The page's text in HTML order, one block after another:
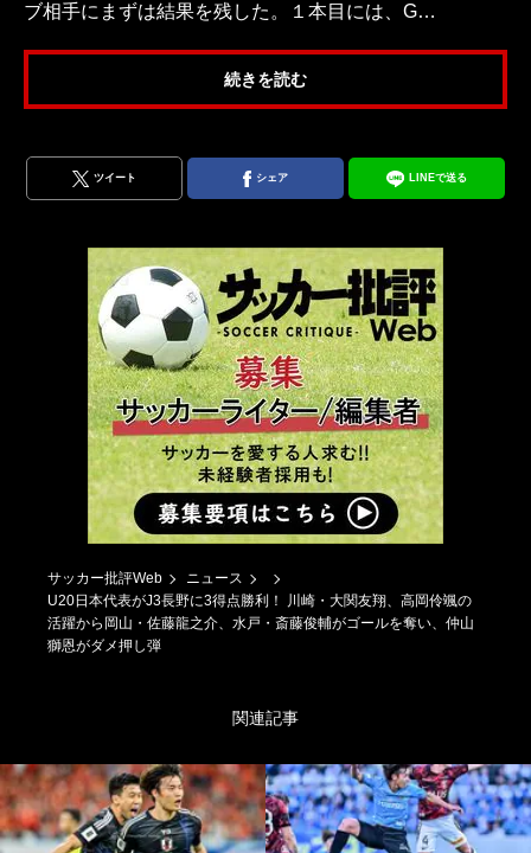
ブ相手にまずは結果を残した。１本目には、G…
続きを読む
ツイート シェア LINEで送る
サッカー批評Web
ニュース
U20日本代表がJ3長野に3得点勝利！ 川崎・大関友翔、高岡伶颯の
活躍から岡山・佐藤龍之介、水戸・斎藤俊輔がゴールを奪い、仲山
獅恩がダメ押し弾
関連記事